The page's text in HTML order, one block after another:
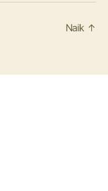
Naik ↑